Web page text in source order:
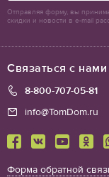
Связаться с нами
8-800-707-05-81
info@TomDom.ru
Форма обратной
Отправляя форму, вы
скидки и новости в e-mail